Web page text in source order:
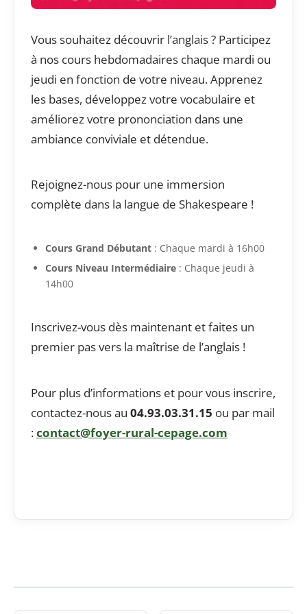
Vous souhaitez découvrir l’anglais ? Participez
à nos cours hebdomadaires chaque mardi ou
jeudi en fonction de votre niveau. Apprenez
les bases, développez votre vocabulaire et
améliorez votre prononciation dans une
ambiance conviviale et détendue.
Rejoignez-nous pour une immersion
complète dans la langue de Shakespeare !
Cours Grand Débutant : Chaque mardi à 16h00
Cours Niveau Intermédiaire : Chaque jeudi à
14h00
Inscrivez-vous dès maintenant et faites un
premier pas vers la maîtrise de l’anglais !
Pour plus d’informations et pour vous inscrire,
contactez-nous au 04.93.03.31.15 ou par mail
:contact@foyer-rural-cepage.com